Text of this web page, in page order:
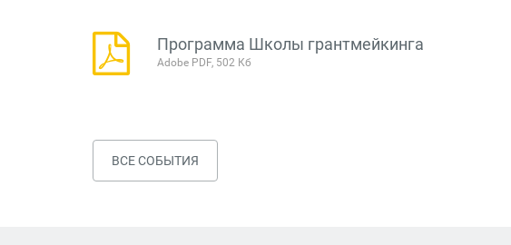
Программа Школы грантмейкинга
Adobe PDF, 502 Кб
ВСЕ СОБЫТИЯ